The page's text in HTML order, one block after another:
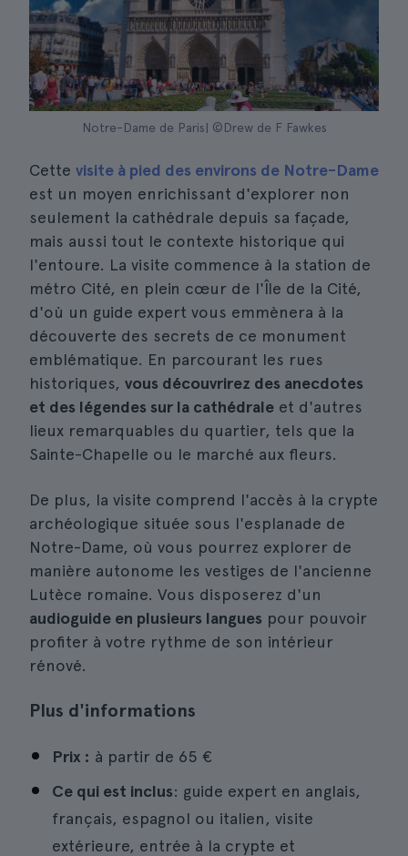
Notre-Dame de Paris| ©Drew de F Fawkes
Cette visite à pied des environs de Notre-Dame
est un moyen enrichissant d'explorer non
seulement la cathédrale depuis sa façade,
mais aussi tout le contexte historique qui
l'entoure. La visite commence à la station de
métro Cité, en plein cœur de l'Île de la Cité,
d'où un guide expert vous emmènera à la
découverte des secrets de ce monument
emblématique. En parcourant les rues
historiques, vous découvrirez des anecdotes
et des légendes sur la cathédrale et d'autres
lieux remarquables du quartier, tels que la
Sainte-Chapelle ou le marché aux fleurs.
De plus, la visite comprend l'accès à la crypte
archéologique située sous l'esplanade de
Notre-Dame, où vous pourrez explorer de
manière autonome les vestiges de l'ancienne
Lutèce romaine. Vous disposerez d'un
audioguide en plusieurs langues pour pouvoir
profiter à votre rythme de son intérieur
rénové.
Plus d'informations
Prix : à partir de 65 €
Ce qui est inclus: guide expert en anglais,
français, espagnol ou italien, visite
extérieure, entrée à la crypte et